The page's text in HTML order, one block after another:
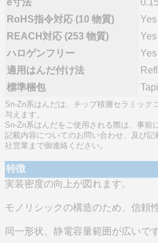
e寸法
RoHS指令対応 (10 物質)
Yes
REACH対応 (253 物質)
Yes
ハロゲンフリー
Yes
適用はんだ付け法
標準梱包
Sn-Zn系はんだは、チップ積層セラミック
与えます。
Sn-Zn系はんだをご使用される際は、事前
記載内容についてのお問い合わせ、及び
社営業まで御連絡ください。
特徴
実装密度の向上が図れます。
モノリシックの構造のため、信頼
同一形状、静電容量範囲が広いです